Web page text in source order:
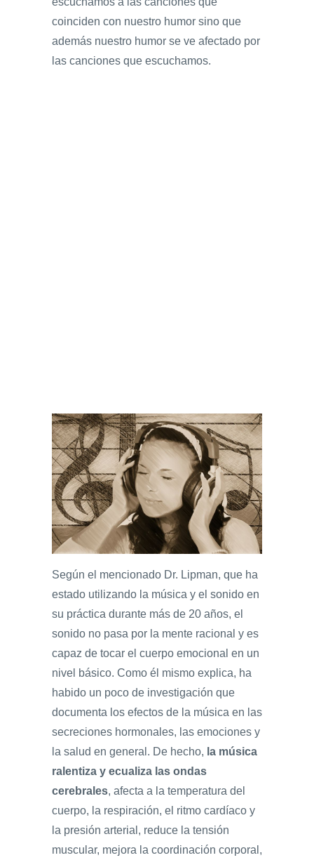
coinciden con nuestro humor sino que
además nuestro humor se ve afectado por
las canciones que escuchamos.
Según el mencionado Dr. Lipman, que ha
estado utilizando la música y el sonido en
su práctica durante más de 20 años, el
sonido no pasa por la mente racional y es
capaz de tocar el cuerpo emocional en un
nivel básico. Como él mismo explica, ha
habido un poco de investigación que
documenta los efectos de la música en las
secreciones hormonales, las emociones y
la salud en general. De hecho, la música
ralentiza y ecualiza las ondas
cerebrales, afecta a la temperatura del
cuerpo, la respiración, el ritmo cardíaco y
la presión arterial, reduce la tensión
muscular, mejora la coordinación corporal,